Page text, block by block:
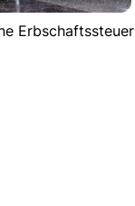
Erbschaftssteuer